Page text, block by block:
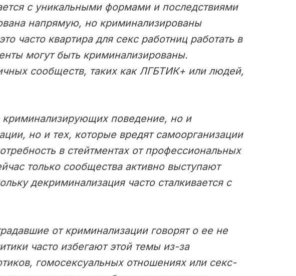
с уникальными формами и последствиями
напрямую, но криминализированы
часто квартира для секс работниц работать в
могут быть криминализированы.
сообществ, таких как ЛГБТИК+ или людей,
криминализирующих поведение, но и
но и тех, которые вредят самоорганизации
в стейтментах от профессиональных
только сообщества активно выступают
декриминализация часто сталкивается с
от криминализации говорят о ее не
часто избегают этой темы из-за
гомосексуальных отношениях или секс-